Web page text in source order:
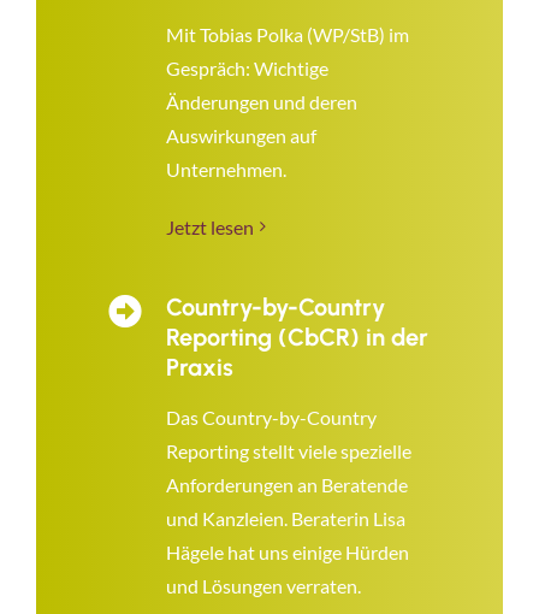
Mit Tobias Polka (WP/StB) im
Gespräch: Wichtige
Änderungen und deren
Auswirkungen auf
Unternehmen.
Jetzt lesen
Country-by-Country
Reporting (CbCR) in der
Praxis
Das Country-by-Country
Reporting stellt viele spezielle
Anforderungen an Beratende
und Kanzleien. Beraterin Lisa
Hägele hat uns einige Hürden
und Lösungen verraten.